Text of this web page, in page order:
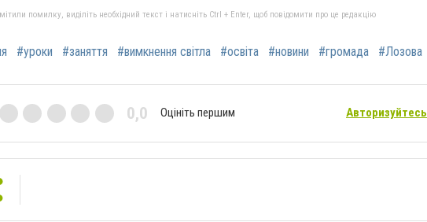
помилку, виділіть необхідний текст і натисніть Ctrl + Enter, щоб повідомити про це редакцію
#уроки #заняття #вимкнення світла #освіта #новини #громада #Лозова
0,0 Оцініть першим Авторизуйтесь